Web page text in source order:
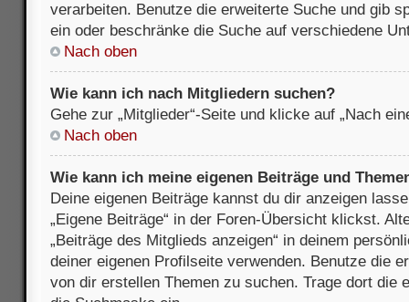
verarbeiten. Benutze die erweiterte Suche und gib
ein oder beschränke die Suche auf verschiedene
Nach oben
Wie kann ich nach Mitgliedern suchen?
Gehe zur „Mitglieder“-Seite und klicke auf „Nach
Nach oben
Wie kann ich meine eigenen Beiträge und
Deine eigenen Beiträge kannst du dir anzeigen
„Eigene Beiträge“ in der Foren-Übersicht klickst.
„Beiträge des Mitglieds anzeigen“ in deinem
deiner eigenen Profilseite verwenden. Benutze die
von dir erstellen Themen zu suchen. Trage dort die